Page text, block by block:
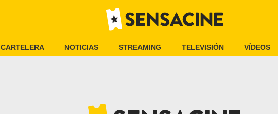
CARTELERA NOTICIAS STREAMING TELEVISIÓN VÍDEOS